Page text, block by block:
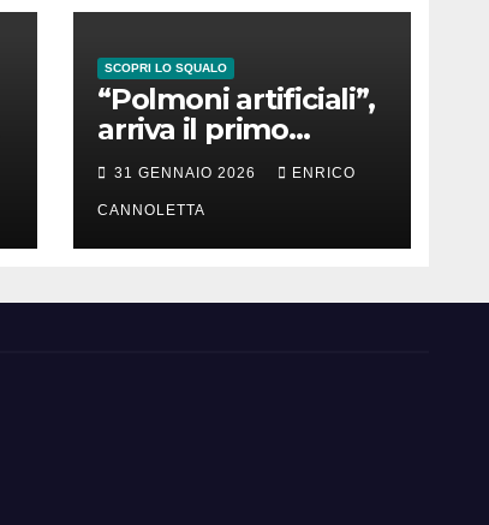
SCOPRI LO SQUALO
“Polmoni artificiali”,
arriva il primo
successo
31 GENNAIO 2026 ENRICO
CANNOLETTA